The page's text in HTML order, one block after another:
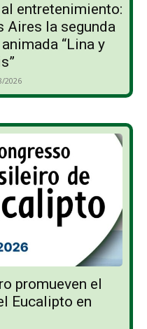
entretenimiento:
Aires la segunda
“Lina y
2026
promueven el
Eucalipto en